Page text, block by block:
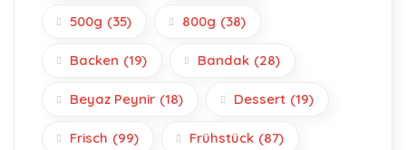
500g (35) 800g (38)
Backen (19) Bandak (28)
Beyaz Peynir (18) Dessert (19)
Frisch (99) Frühstück (87)